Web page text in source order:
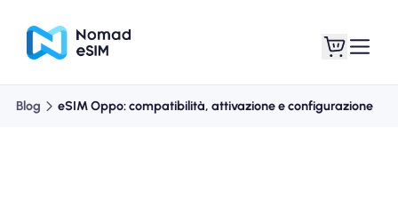
Blog eSIM Oppo: compatibilità, attivazione e configurazione